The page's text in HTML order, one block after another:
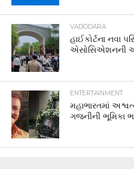
VADODARA
હાઈકોર્ટના નવા
એસોસિએશનની
ENTERTAINMENT
મહાભારતમાં
ગજનીની ભૂમિકા